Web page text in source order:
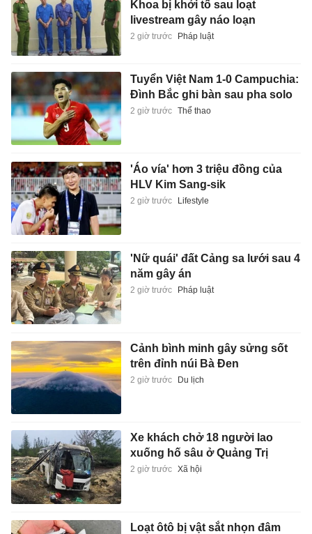
Khoa bị khởi tố sau loạt
livestream gây náo loạn
2 giờ trước Pháp luật
Tuyển Việt Nam 1-0 Campuchia:
Đình Bắc ghi bàn sau pha solo
2 giờ trước Thể thao
'Áo vía' hơn 3 triệu đồng của
HLV Kim Sang-sik
2 giờ trước Lifestyle
'Nữ quái' đất Cảng sa lưới sau 4
năm gây án
2 giờ trước Pháp luật
Cảnh bình minh gây sửng sốt
trên đỉnh núi Bà Đen
2 giờ trước Du lịch
Xe khách chở 18 người lao
xuống hố sâu ở Quảng Trị
2 giờ trước Xã hội
Loạt ôtô bị vật sắt nhọn đâm